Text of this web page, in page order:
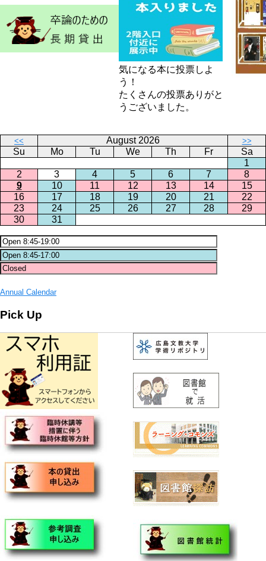
気になる本に投票しよ
う！
たくさんの投票ありがと
うございました。
<< August 2026 >>
Su Mo Tu We Th Fr
Sa
1
2
3 4 5 6 7
8
9
10 11 12 13 14
15
16
17 18 19 20 21
22
23
24 25 26 27 28
29
30
31
Annual Calendar
Pick Up